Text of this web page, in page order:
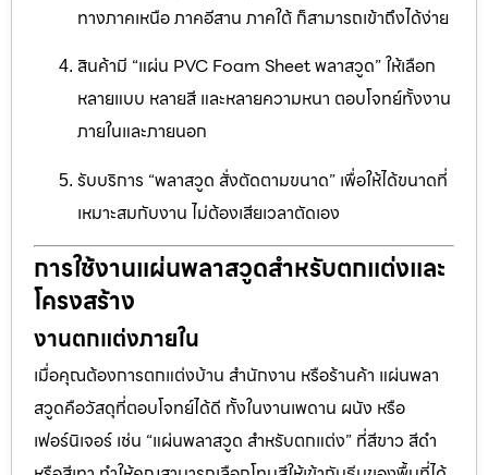
ทางภาคเหนือ ภาคอีสาน ภาคใต้ ก็สามารถเข้าถึงได้ง่าย
สินค้ามี “แผ่น PVC Foam Sheet พลาสวูด” ให้เลือก
หลายแบบ หลายสี และหลายความหนา ตอบโจทย์ทั้งงาน
ภายในและภายนอก
รับบริการ “พลาสวูด สั่งตัดตามขนาด” เพื่อให้ได้ขนาดที่
เหมาะสมกับงาน ไม่ต้องเสียเวลาตัดเอง
การใช้งานแผ่นพลาสวูดสำหรับตกแต่งและ
โครงสร้าง
งานตกแต่งภายใน
เมื่อคุณต้องการตกแต่งบ้าน สำนักงาน หรือร้านค้า แผ่นพลา
สวูดคือวัสดุที่ตอบโจทย์ได้ดี ทั้งในงานเพดาน ผนัง หรือ
เฟอร์นิเจอร์ เช่น “แผ่นพลาสวูด สำหรับตกแต่ง” ที่สีขาว สีดำ